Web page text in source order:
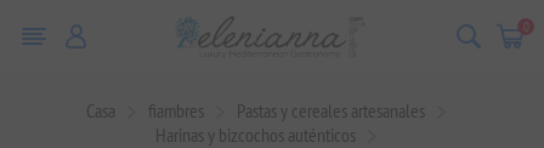
0
Casa fiambres
Pastas y cereales artesanales
Harinas y bizcochos auténticos